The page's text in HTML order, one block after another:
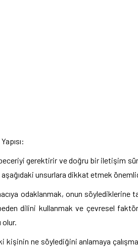
gerektirir ve doğru bir iletişim
unsurlara dikkat etmek
odaklanmak, onun
dilini kullanmak ve çevresel
olur.
kişinin ne söylediğini anlamaya